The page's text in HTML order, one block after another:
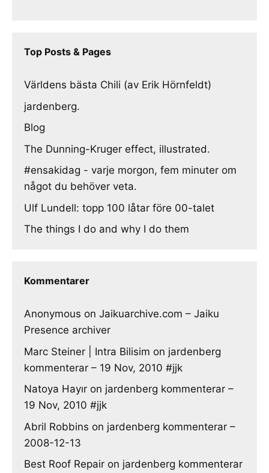
Top Posts & Pages
Världens bästa Chili (av Erik Hörnfeldt)
jardenberg.
Blog
The Dunning-Kruger effect, illustrated.
#ensakidag - varje morgon, fem minuter om
något du behöver veta.
Ulf Lundell: topp 100 låtar före 00-talet
The things I do and why I do them
Kommentarer
Anonymous on Jaikuarchive.com – Jaiku
Presence archiver
Marc Steiner | Intra Bilisim on jardenberg
kommenterar – 19 Nov, 2010 #jjk
Natoya Hayır on jardenberg kommenterar –
19 Nov, 2010 #jjk
Abril Robbins on jardenberg kommenterar –
2008-12-13
Best Roof Repair on jardenberg kommenterar